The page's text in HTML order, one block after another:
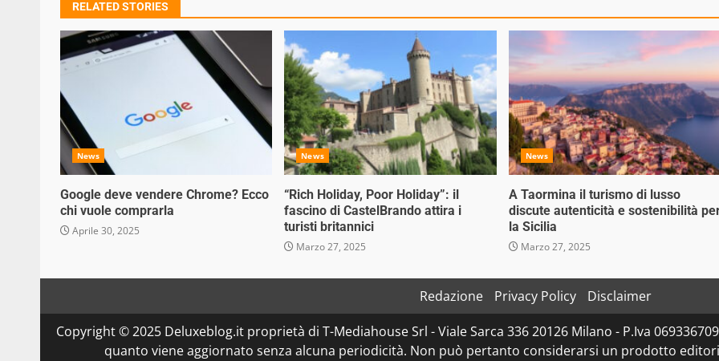
RELATED STORIES
News
Google deve vendere Chrome? Ecco
chi vuole comprarla
Aprile 30, 2025
News
“Rich Holiday, Poor Holiday”: il
fascino di CastelBrando attira i
turisti britannici
Marzo 27, 2025
News
A Taormina il turismo di lusso
discute autenticità e sostenibilità
la Sicilia
Marzo 27, 2025
Redazione Privacy Policy
Disclaimer
Copyright © 2025 Deluxeblog.it proprietà di T-Mediahouse Srl - Viale Sarca 336 20126 Milano - P.Iva
quanto viene aggiornato senza alcuna periodicità. Non può pertanto considerarsi un prodotto